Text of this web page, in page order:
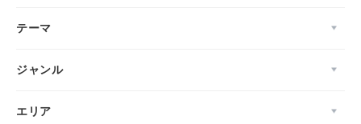
テーマ
ジャンル
エリア